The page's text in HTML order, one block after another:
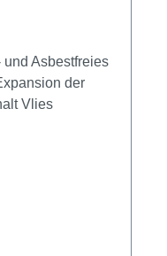
Asbestfreies
der
Einbettmasse ermöglicht. Inhalt Vlies